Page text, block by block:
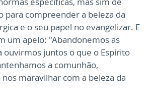
para compreender a beleza da
e o seu papel no evangelizar. E
um apelo: "Abandonemos as
ouvirmos juntos o que o Espírito
a comunhão,
maravilhar com a beleza da